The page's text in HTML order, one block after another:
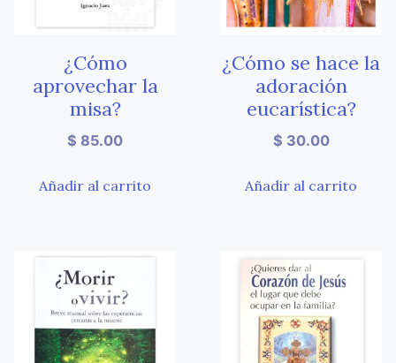
¿Cómo
aprovechar la
misa?
$ 85.00
Añadir al carrito
¿Cómo se hace la
adoración
eucarística?
$ 30.00
Añadir al carrito